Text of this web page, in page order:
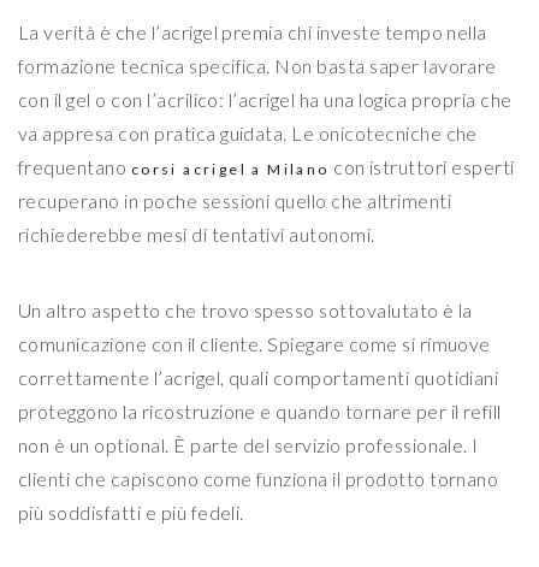
La verità è che l’acrigel premia chi investe tempo nella
formazione tecnica specifica. Non basta saper lavorare
con il gel o con l’acrilico: l’acrigel ha una logica propria che
va appresa con pratica guidata. Le onicotecniche che
frequentano corsi acrigel a Milano con istruttori esperti
recuperano in poche sessioni quello che altrimenti
richiederebbe mesi di tentativi autonomi.
Un altro aspetto che trovo spesso sottovalutato è la
comunicazione con il cliente. Spiegare come si rimuove
correttamente l’acrigel, quali comportamenti quotidiani
proteggono la ricostruzione e quando tornare per il refill
non è un optional. È parte del servizio professionale. I
clienti che capiscono come funziona il prodotto tornano
più soddisfatti e più fedeli.